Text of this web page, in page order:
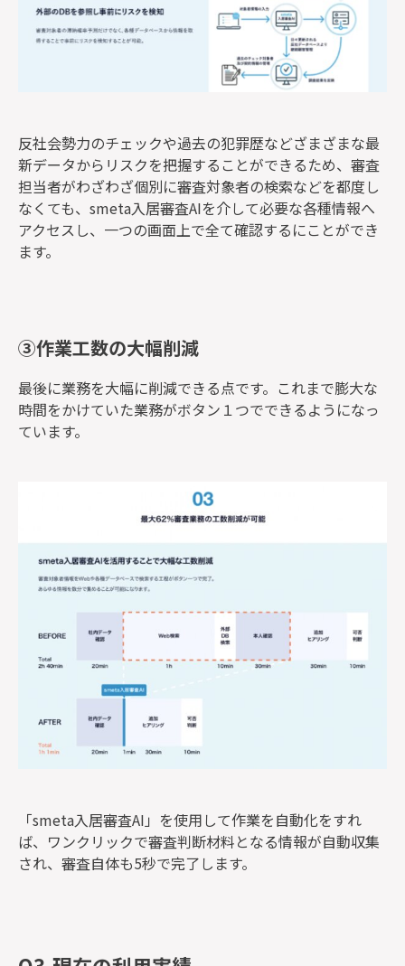
反社会勢力のチェックや過去の犯罪歴などざまざまな最
新データからリスクを把握することができるため、審査
担当者がわざわざ個別に審査対象者の検索などを都度し
なくても、smeta入居審査AIを介して必要な各種情報へ
アクセスし、一つの画面上で全て確認するにことができ
ます。
③作業工数の大幅削減
最後に業務を大幅に削減できる点です。これまで膨大な
時間をかけていた業務がボタン１つでできるようになっ
ています。
「smeta入居審査AI」を使用して作業を自動化をすれ
ば、ワンクリックで審査判断材料となる情報が自動収集
され、審査自体も5秒で完了します。